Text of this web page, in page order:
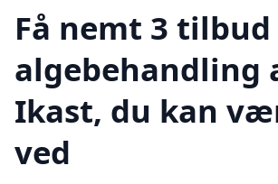
Få nemt 3 tilbud
algebehandling
Ikast, du kan
ved